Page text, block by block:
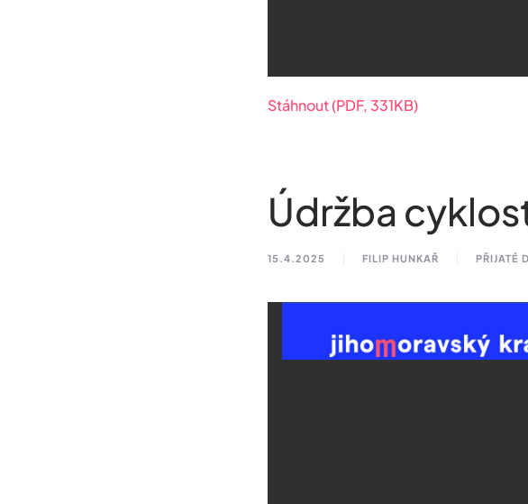
Stáhnout (PDF, 331KB)
Údržba
15.4.2025 FILIP HUNKAŘ PŘIJATÉ